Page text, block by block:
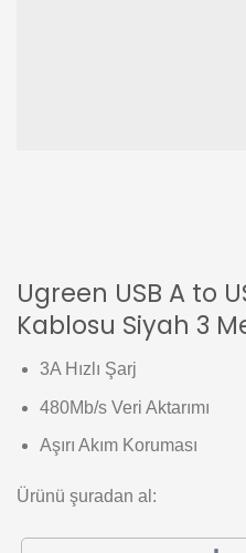
Ugreen USB A to
Kablosu Siyah 3
3A Hızlı Şarj
480Mb/s Veri Aktarımı
Aşırı Akım Koruması
Ürünü şuradan al: